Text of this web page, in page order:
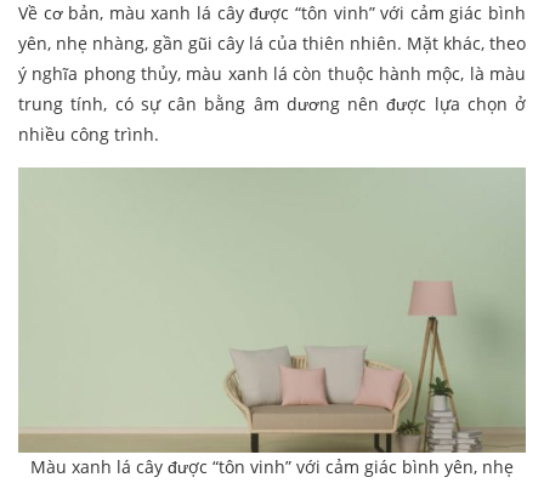
Về cơ bản, màu xanh lá cây được “tôn vinh” với cảm giác bình
yên, nhẹ nhàng, gần gũi cây lá của thiên nhiên. Mặt khác, theo
ý nghĩa phong thủy, màu xanh lá còn thuộc hành mộc, là màu
trung tính, có sự cân bằng âm dương nên được lựa chọn ở
nhiều công trình.
Màu xanh lá cây được “tôn vinh” với cảm giác bình yên, nhẹ